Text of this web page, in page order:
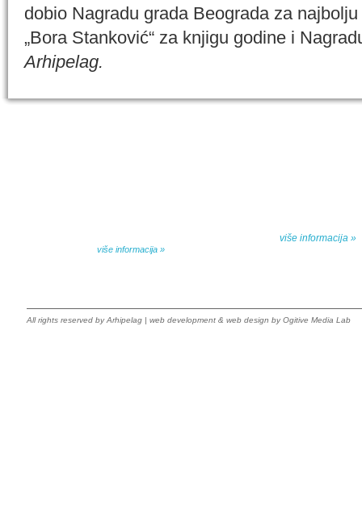
dobio Nagradu grada Beograda za
„Bora Stanković“ za knjigu godine i
Arhipelag.
više informacija »
više informacija »
All rights reserved byArhipelag | web development & web design by Ogitive Media Lab